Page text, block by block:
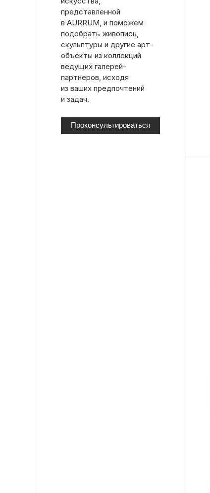
представленной
в AURRUM, и поможем
подобрать живопись,
скульптуры и другие арт-
объекты из коллекций
ведущих галерей-
партнеров, исходя
из ваших предпочтений
и задач.
Проконсультироваться